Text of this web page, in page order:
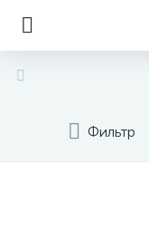
Фильтр